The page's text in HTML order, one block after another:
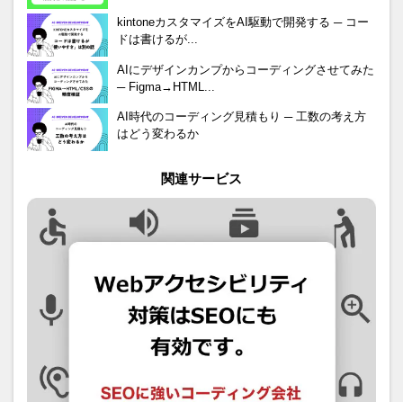
kintoneカスタマイズをAI駆動で開発する ─ コー
ドは書けるが...
AIにデザインカンプからコーディングさせてみた
─ Figma→HTML...
AI時代のコーディング見積もり ─ 工数の考え方
はどう変わるか
関連サービス